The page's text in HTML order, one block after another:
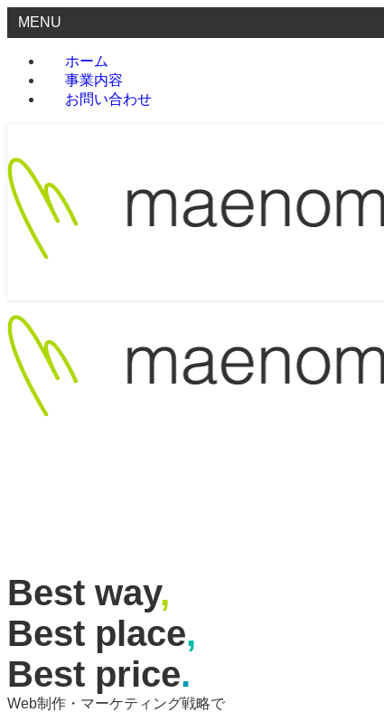
MENU
ホーム
事業内容
お問い合わせ
Best way,
Best place,
Best price.
Web制作・マーケティング戦略で